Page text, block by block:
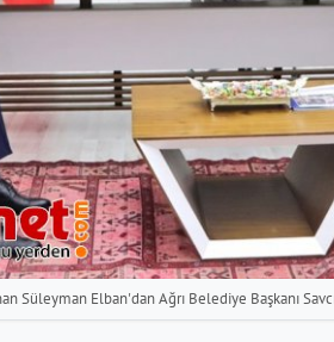
Süleyman Elban'dan Ağrı Belediye Başkanı